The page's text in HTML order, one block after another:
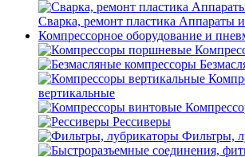
Сварка, ремонт пластика Аппараты
Компрессорное оборудование и
вертикальные
Рессиверы
Фильтры,